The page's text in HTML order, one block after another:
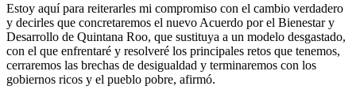
Estoy aquí para reiterarles mi compromiso con el cambio verdadero
y decirles que concretaremos el nuevo Acuerdo por el Bienestar y
Desarrollo de Quintana Roo, que sustituya a un modelo desgastado,
con el que enfrentaré y resolveré los principales retos que tenemos,
cerraremos las brechas de desigualdad y terminaremos con los
gobiernos ricos y el pueblo pobre, afirmó.